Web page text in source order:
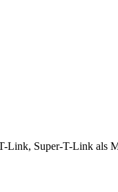
Link, Super-T-Link als